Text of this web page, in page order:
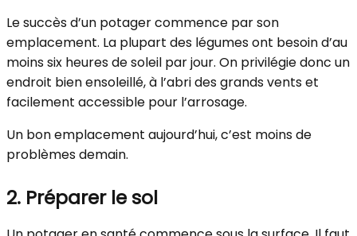
Le succès d’un potager commence par son
emplacement. La plupart des légumes ont besoin d’au
moins six heures de soleil par jour. On privilégie donc un
endroit bien ensoleillé, à l’abri des grands vents et
facilement accessible pour l’arrosage.
Un bon emplacement aujourd’hui, c’est moins de
problèmes demain.
2. Préparer le sol